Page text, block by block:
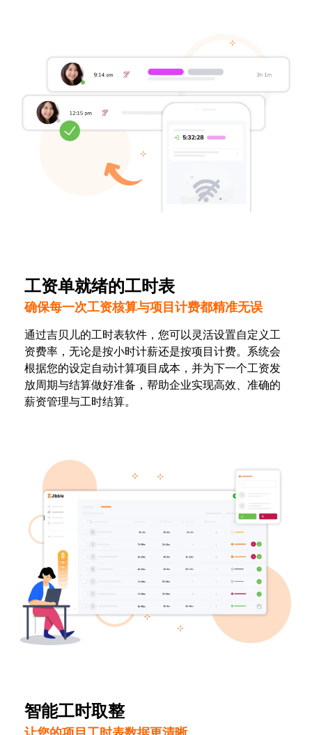
工资单就绪的工时表
确保每一次工资核算与项目计费都精准无误
通过吉贝儿的工时表软件，您可以灵活设置自定义工
资费率，无论是按小时计薪还是按项目计费。系统会
根据您的设定自动计算项目成本，并为下一个工资发
放周期与结算做好准备，帮助企业实现高效、准确的
薪资管理与工时结算。
智能工时取整